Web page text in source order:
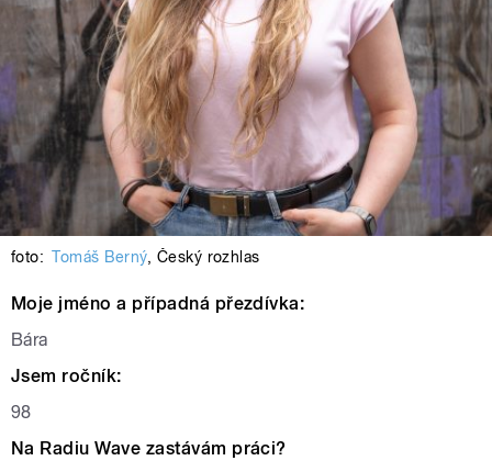
foto: Tomáš Berný, Český rozhlas
Moje jméno a případná přezdívka:
Bára
Jsem ročník:
98
Na Radiu Wave zastávám práci?